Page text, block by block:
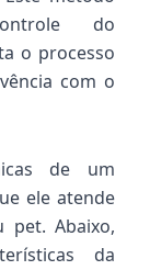
do
o processo
com o
de um
ele atende
pet. Abaixo,
da